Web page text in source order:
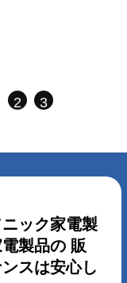
2 3
ック家電製
製品の 販
スは安心し